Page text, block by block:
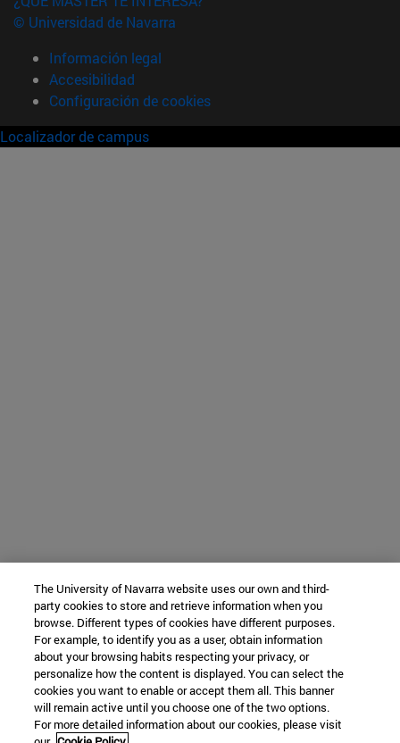
© Universidad de Navarra
Información legal
Accesibilidad
Configuración de cookies
Localizador de campus
The University of Navarra website uses our own and third-
party cookies to store and retrieve information when you
browse. Different types of cookies have different purposes.
For example, to identify you as a user, obtain information
about your browsing habits respecting your privacy, or
personalize how the content is displayed. You can select the
cookies you want to enable or accept them all. This banner
will remain active until you choose one of the two options.
For more detailed information about our cookies, please visit